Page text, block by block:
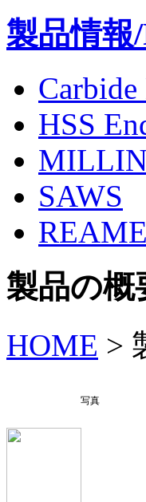
製品情報
HSS
SAWS
製品の概
HOME >
写真